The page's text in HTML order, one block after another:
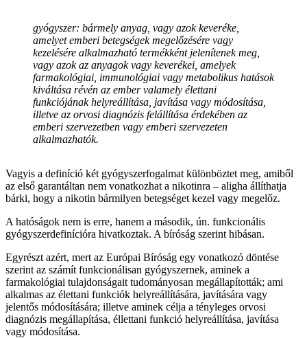
gyógyszer: bármely anyag, vagy azok keveréke,
amelyet emberi betegségek megelőzésére vagy
kezelésére alkalmazható termékként jelenítenek meg,
vagy azok az anyagok vagy keverékei, amelyek
farmakológiai, immunológiai vagy metabolikus hatások
kiváltása révén az ember valamely élettani
funkciójának helyreállítása, javítása vagy módosítása,
illetve az orvosi diagnózis felállítása érdekében az
emberi szervezetben vagy emberi szervezeten
alkalmazhatók.
Vagyis a definíció két gyógyszerfogalmat különböztet meg, amiből
az első garantáltan nem vonatkozhat a nikotinra – aligha állíthatja
bárki, hogy a nikotin bármilyen betegséget kezel vagy megelőz.
A hatóságok nem is erre, hanem a második, ún. funkcionális
gyógyszerdefinícióra hivatkoztak. A bíróság szerint hibásan.
Egyrészt azért, mert az Európai Bíróság egy vonatkozó döntése
szerint az számít funkcionálisan gyógyszernek, aminek a
farmakológiai tulajdonságait tudományosan megállapították; ami
alkalmas az élettani funkciók helyreállítására, javítására vagy
jelentős módosítására; illetve aminek célja a tényleges orvosi
diagnózis megállapítása, éllettani funkció helyreállítása, javítása
vagy módosítása.